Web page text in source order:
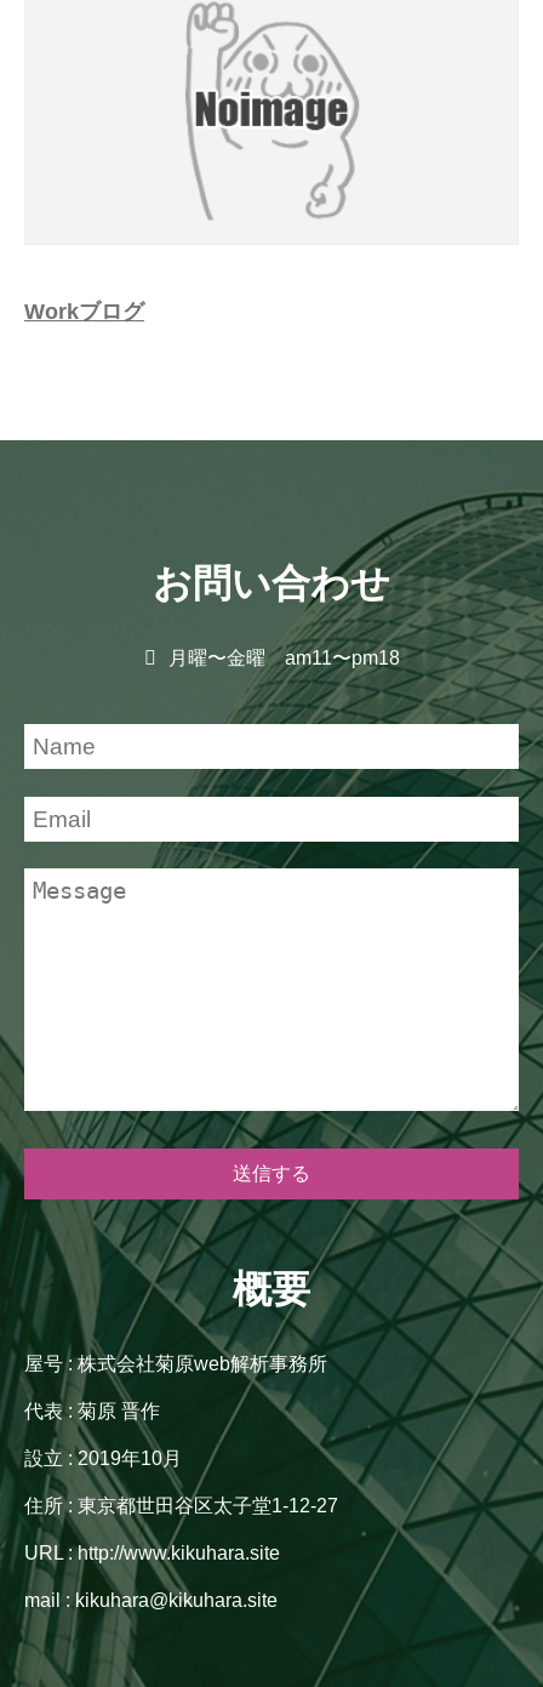
Workブログ
概要
屋号 : 株式会社菊原web解析事務所
代表 : 菊原 晋作
設立 : 2019年10月
住所 : 東京都世田谷区太子堂1-12-27
URL : http://www.kikuhara.site
mail : kikuhara@kikuhara.site
お問い合わせ
月曜〜金曜 am11〜pm18